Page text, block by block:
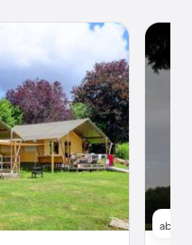
ab